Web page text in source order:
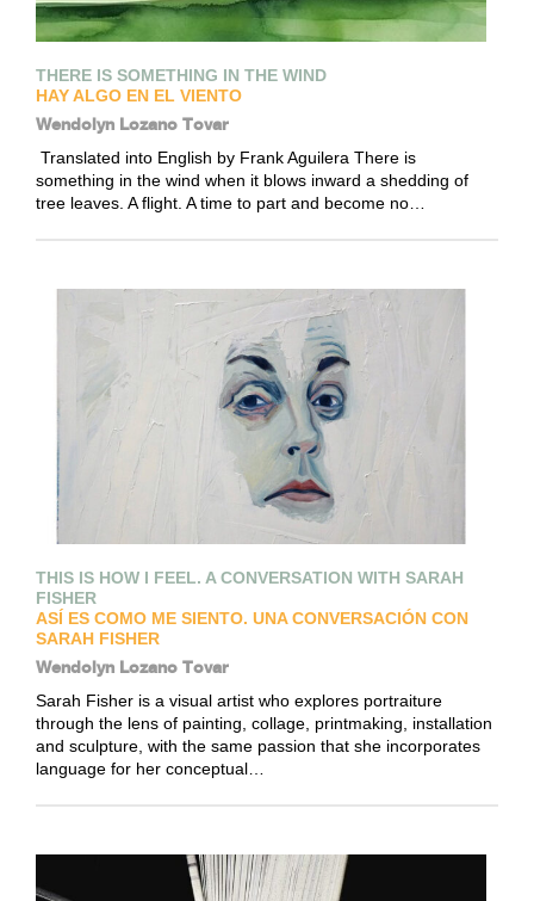
THERE IS SOMETHING IN THE WIND
HAY ALGO EN EL VIENTO
Wendolyn Lozano Tovar
Translated into English by Frank Aguilera There is
something in the wind when it blows inward a shedding of
tree leaves. A flight. A time to part and become no…
THIS IS HOW I FEEL. A CONVERSATION WITH SARAH
FISHER
ASÍ ES COMO ME SIENTO. UNA CONVERSACIÓN CON
SARAH FISHER
Wendolyn Lozano Tovar
Sarah Fisher is a visual artist who explores portraiture
through the lens of painting, collage, printmaking, installation
and sculpture, with the same passion that she incorporates
language for her conceptual…